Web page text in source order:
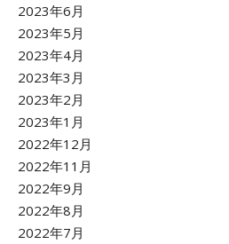
2023年6月
2023年5月
2023年4月
2023年3月
2023年2月
2023年1月
2022年12月
2022年11月
2022年9月
2022年8月
2022年7月